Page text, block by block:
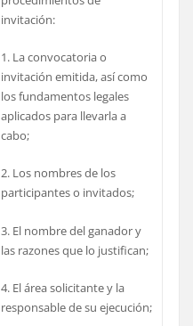
invitación:
1. La convocatoria o
invitación emitida, así como
los fundamentos legales
aplicados para llevarla a
cabo;
2. Los nombres de los
participantes o invitados;
3. El nombre del ganador y
las razones que lo justifican;
4. El área solicitante y la
responsable de su ejecución;